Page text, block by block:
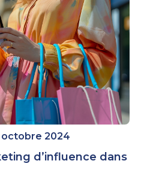
octobre 2024
d’influence dans